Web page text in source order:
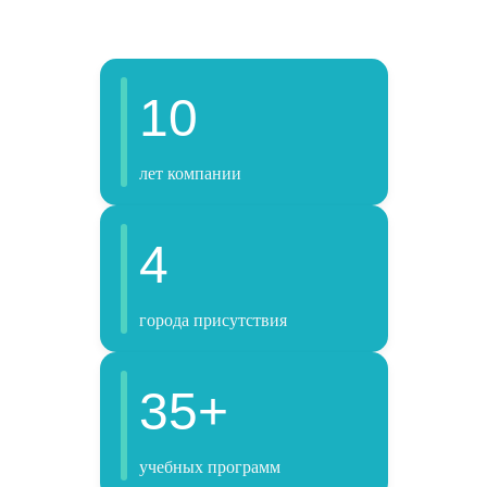
10
лет компании
4
города присутствия
35+
учебных программ